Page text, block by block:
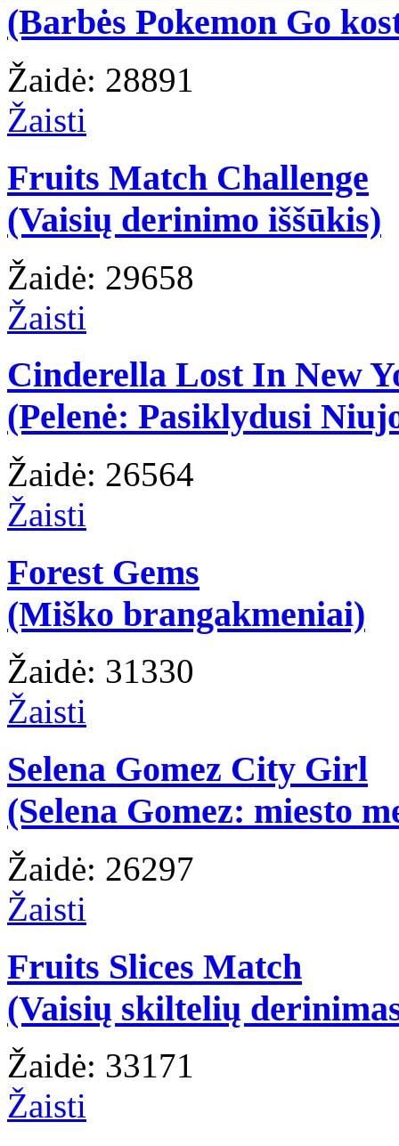
(Barbės Pokemon Go
Žaidė: 28891
Žaisti
Fruits Match Challenge
(Vaisių derinimo iššūkis)
Žaidė: 29658
Žaisti
Cinderella Lost In New
(Pelenė: Pasiklydusi
Žaidė: 26564
Žaisti
Forest Gems
(Miško brangakmeniai)
Žaidė: 31330
Žaisti
Selena Gomez City Girl
(Selena Gomez: miesto
Žaidė: 26297
Žaisti
Fruits Slices Match
(Vaisių skiltelių
Žaidė: 33171
Žaisti